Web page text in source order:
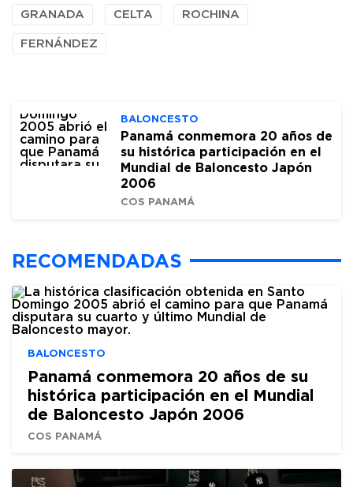
GRANADA CELTA ROCHINA
FERNÁNDEZ
BALONCESTO
Panamá conmemora 20 años de
su histórica participación en el
Mundial de Baloncesto Japón
2006
COS PANAMÁ
RECOMENDADAS
BALONCESTO
Panamá conmemora 20 años de su
histórica participación en el Mundial
de Baloncesto Japón 2006
COS PANAMÁ